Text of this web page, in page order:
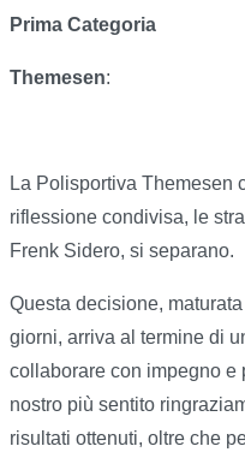
Prima Categoria
Themesen:
La Polisportiva Themesen
riflessione condivisa, le
Frenk Sidero, si separano.
Questa decisione,
giorni, arriva al termine di
collaborare con impegno e
nostro più sentito
risultati ottenuti, oltre che